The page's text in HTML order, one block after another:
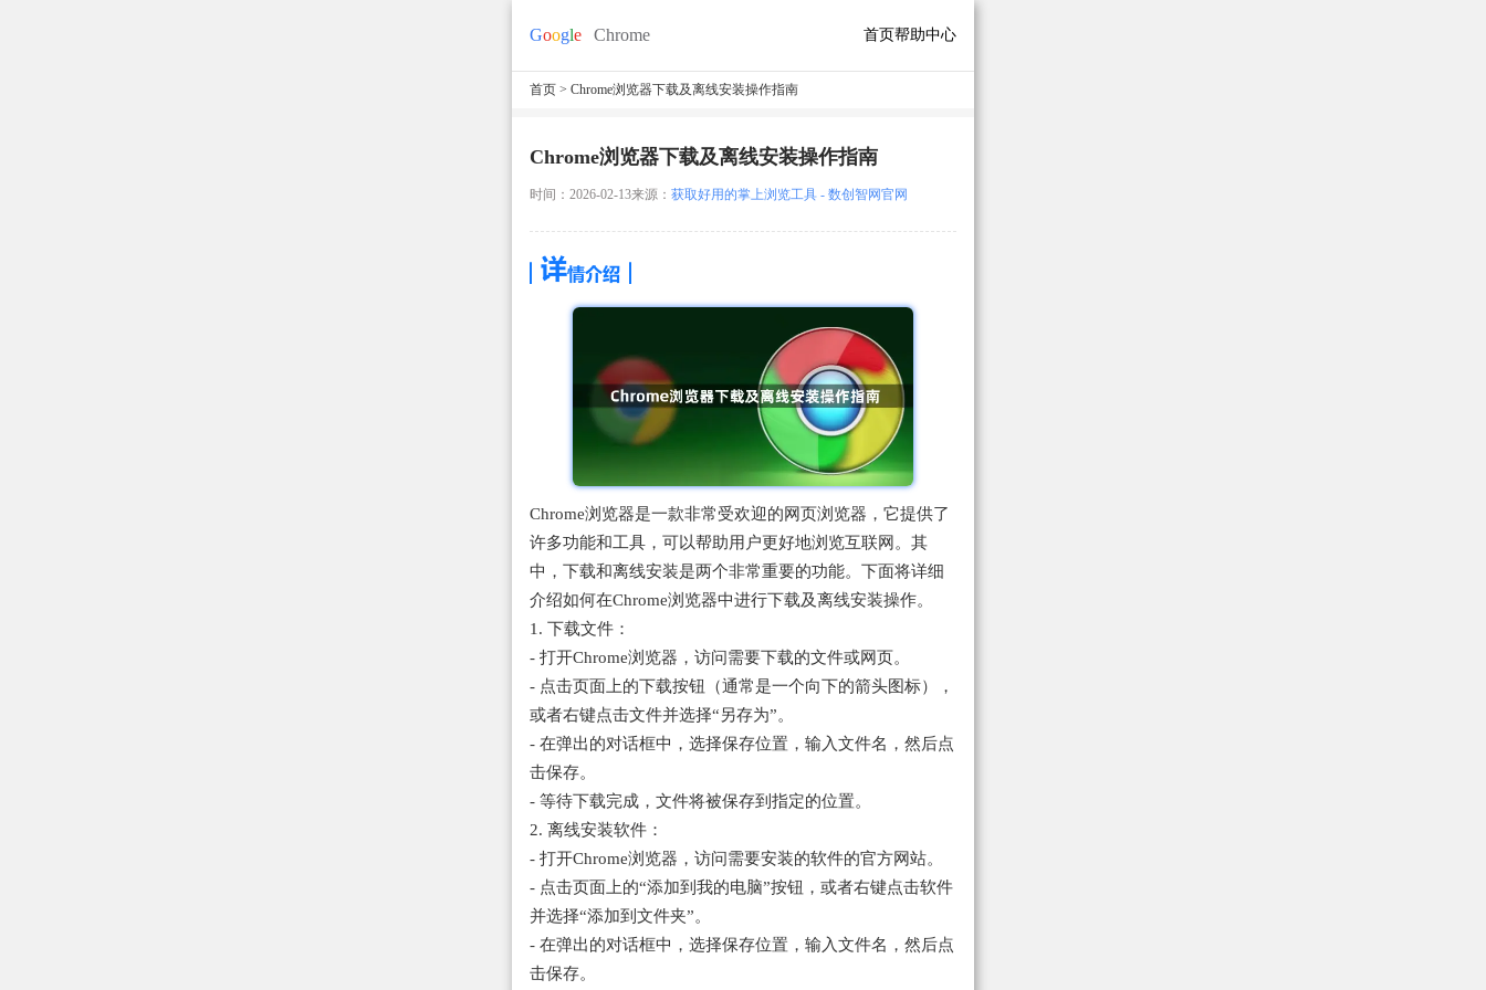
首页帮助中心
首页 > Chrome浏览器下载及离线安装操作指南
Chrome浏览器下载及离线安装操作指南
时间：2026-02-13来源： 获取好用的掌上浏览工具 - 数创智网官网
Chrome浏览器是一款非常受欢迎的网页浏览器，它提供了
许多功能和工具，可以帮助用户更好地浏览互联网。其
中，下载和离线安装是两个非常重要的功能。下面将详细
介绍如何在Chrome浏览器中进行下载及离线安装操作。
1. 下载文件：
- 打开Chrome浏览器，访问需要下载的文件或网页。
- 点击页面上的下载按钮（通常是一个向下的箭头图标），
或者右键点击文件并选择“另存为”。
- 在弹出的对话框中，选择保存位置，输入文件名，然后点
击保存。
- 等待下载完成，文件将被保存到指定的位置。
2. 离线安装软件：
- 打开Chrome浏览器，访问需要安装的软件的官方网站。
- 点击页面上的“添加到我的电脑”按钮，或者右键点击软件
并选择“添加到文件夹”。
- 在弹出的对话框中，选择保存位置，输入文件名，然后点
击保存。